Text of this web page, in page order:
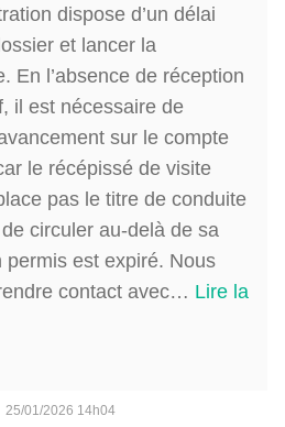
dispose d’un délai
et lancer la
En l’absence de réception
il est nécessaire de
sur le compte
le récépissé de visite
pas le titre de conduite
circuler au-delà de sa
permis est expiré. Nous
contact avec… Lire la
25/01/2026 14h04